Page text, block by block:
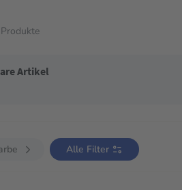
Artikel
nach deinen Wünschen einzugrenzen.
Alle Filter